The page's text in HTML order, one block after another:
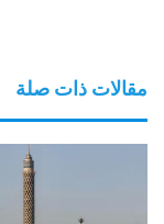
مقالات ذات صلة